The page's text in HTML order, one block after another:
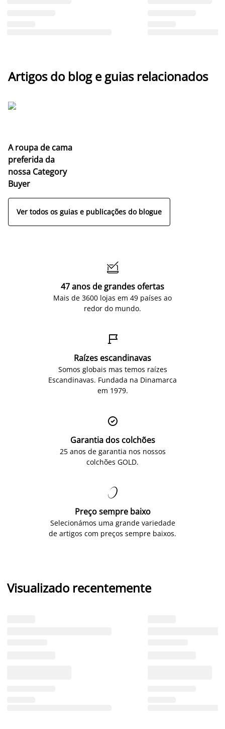
Artigos do blog e guias relacionados
A roupa de cama
preferida da
nossa Category
Buyer
Ver todos os guias e publicações do blogue

47 anos de grandes ofertas
Mais de 3600 lojas em 49 países ao
redor do mundo.

Raízes escandinavas
Somos globais mas temos raízes
Escandinavas. Fundada na Dinamarca
em 1979.

Garantia dos colchões
25 anos de garantia nos nossos
colchões GOLD.

Preço sempre baixo
Selecionámos uma grande variedade
de artigos com preços sempre baixos.
Visualizado recentemente